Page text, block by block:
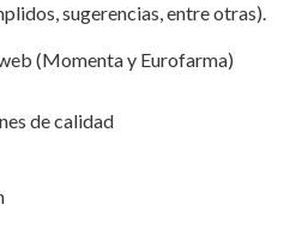
sugerencias, entre otras).
(Momenta y Eurofarma)
de calidad